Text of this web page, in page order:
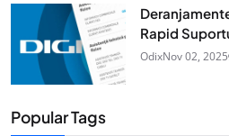
Rapid
OdixNov 02, 2025
Popular Tags